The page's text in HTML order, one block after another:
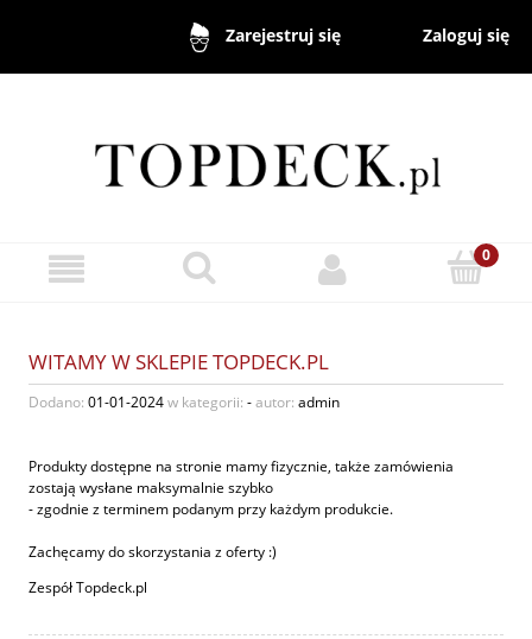
Zarejestruj się Zaloguj się
WITAMY W SKLEPIE TOPDECK.PL
Dodano: 01-01-2024w kategorii: -autor: admin
Produkty dostępne na stronie mamy fizycznie, także zamówienia
zostają wysłane maksymalnie szybko
- zgodnie z terminem podanym przy każdym produkcie.
Zachęcamy do skorzystania z oferty :)
Zespół Topdeck.pl